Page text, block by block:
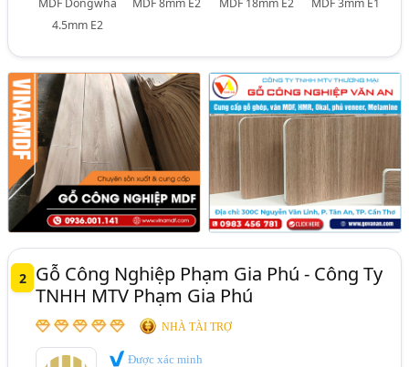
4.5mm E2
2
Gỗ Công Nghiệp Phạm Gia Phú - Công Ty
TNHH MTV Phạm Gia Phú
NHÀ TÀI TRỢ
Được xác minh